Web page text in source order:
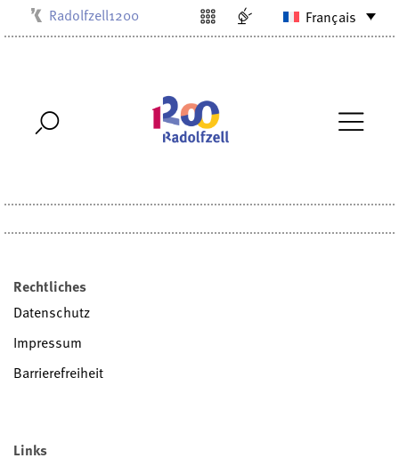
Musikschule
Stadtbibliothek
Villa Bosch
Radolfzell1200 Français
Rechtliches
Datenschutz
Impressum
Barrierefreiheit
Links